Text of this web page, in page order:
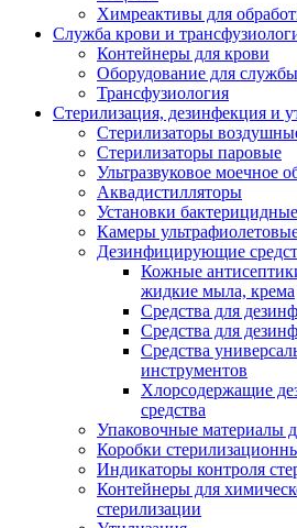
Химреактивы для
Служба крови и
Контейнеры для крови
Оборудование для
Трансфузиология
Стерилизация, дезинфекция и
Стерилизаторы
Стерилизаторы паровые
Ультразвуковое моечное
Аквадистилляторы
Установки бактерицидные
Камеры
Дезинфицирующие
Кожные
жидкие мыла, крема
Средства для
Средства для
Средства
инструментов
Хлорсодержащие
средства
Упаковочные материалы
Коробки
Индикаторы контроля
Контейнеры для
стерилизации